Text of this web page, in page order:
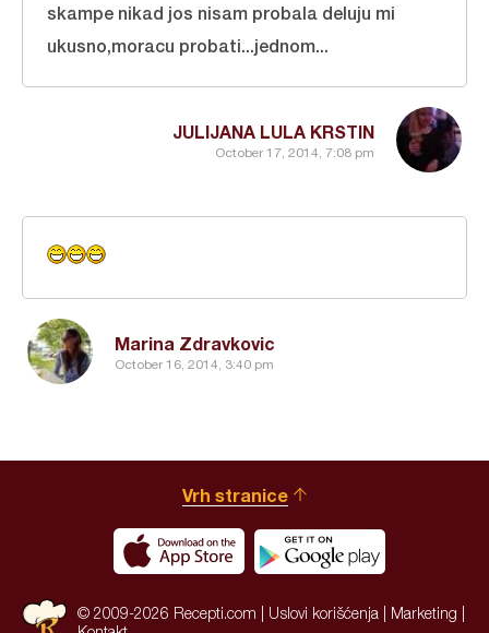
JULIJANA LULA KRSTIN
October 17, 2014, 7:08 pm
skampe nikad jos nisam probala deluju mi
ukusno,moracu probati...jednom...
Marina Zdravkovic
October 16, 2014, 3:40 pm
Vrh stranice
© 2009-2026 Recepti.com | Uslovi korišćenja Marketing